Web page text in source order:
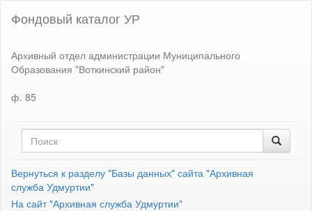
Фондовый каталог УР
Архивный отдел администрации Муниципального
Образования "Воткинский район"
ф. 85
Вернуться к разделу "Базы данных" сайта "Архивная
служба Удмуртии"
На сайт "Архивная служба Удмуртии"